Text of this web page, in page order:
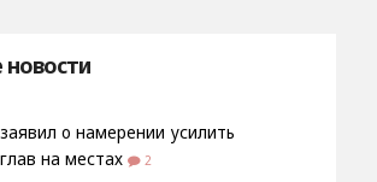
о намерении усилить
на местах
2